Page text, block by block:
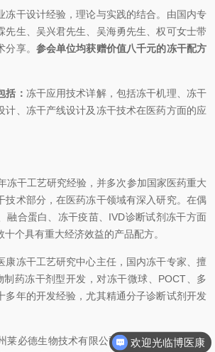
冻干设计经验，理论与实践的结合。由国内专
先生、吴兴君先生、吴海勇先生、权可女士带
享。 参会单位均获赠价值八千元的冻干配方
括： 冻干应用技术详解，包括冻干机理、冻干
计、冻干产线设计及冻干技术在医药方面的应
冻干工艺研究经验，并多次参加国家医药重大
技术部分，在医药冻干领域有深入研究。在偶
融合蛋白、冻干疫苗、IVD诊断试剂冻干方面
个具有重大经济效益的产品配方。
康冻干工艺研究中心主任，国内冻干专家、擅
制药冻干剂型开发，对冻干微球、POCT、多
多年的开发经验，尤其精通分子诊断试剂开发
莱必德生物技术有限公司（国内冻干IVD最大
欢迎光临博医康